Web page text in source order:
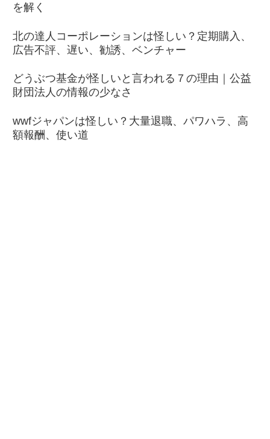
を解く
北の達人コーポレーションは怪しい？定期購入、
広告不評、遅い、勧誘、ベンチャー
どうぶつ基金が怪しいと言われる７の理由｜公益
財団法人の情報の少なさ
wwfジャパンは怪しい？大量退職、パワハラ、高
額報酬、使い道